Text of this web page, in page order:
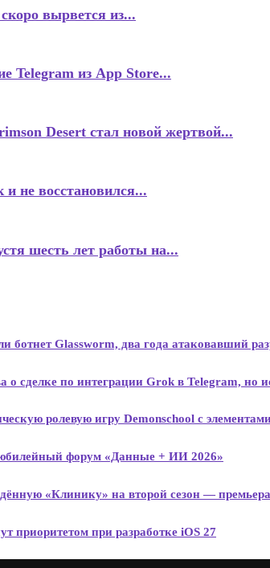
вырвется из...
Telegram из App Store...
Desert стал новой жертвой...
не восстановился...
шесть лет работы на...
ботнет Glassworm, два года атаковавший
о сделке по интеграции Grok в Telegram, но
ролевую игру Demonschool с
форум «Данные + ИИ 2026»
«Клинику» на второй сезон — премьера
приоритетом при разработке iOS 27